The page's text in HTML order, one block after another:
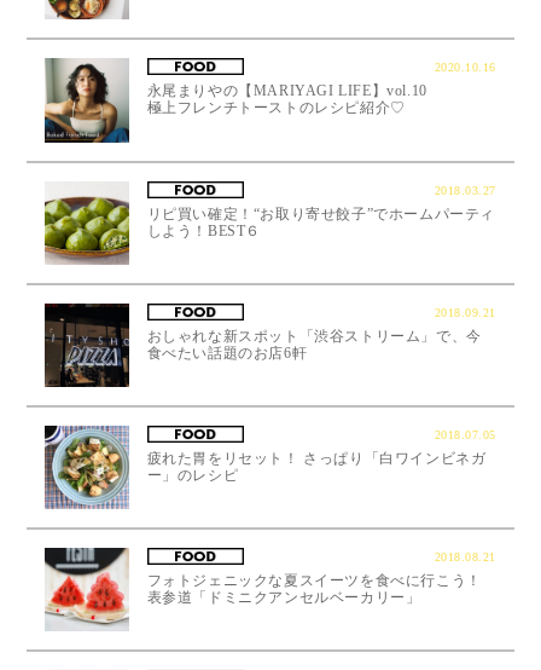
2020.10.16
永尾まりやの【MARIYAGI LIFE】vol.10
極上フレンチトーストのレシピ紹介♡
2018.03.27
リピ買い確定！“お取り寄せ餃子”でホームパーティ
しよう！BEST６
2018.09.21
おしゃれな新スポット「渋谷ストリーム」で、今
食べたい話題のお店6軒
2018.07.05
疲れた胃をリセット！ さっぱり「白ワインビネガ
ー」のレシピ
2018.08.21
フォトジェニックな夏スイーツを食べに行こう！
表参道「ドミニクアンセルベーカリー」